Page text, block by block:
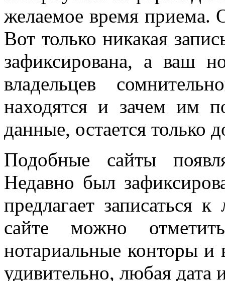
желаемое время приема.
Вот только никакая
зафиксирована, а ваш
владельцев
находятся и зачем им
данные, остается только
Подобные сайты
Недавно был
предлагает записаться
сайте можно
нотариальные конторы
удивительно, любая